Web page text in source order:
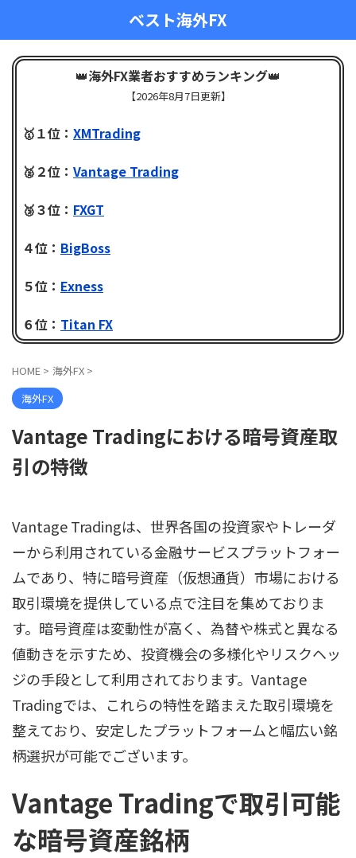
ベスト海外FX
👑海外FX業者おすすめランキング👑
【2026年8月7日更新】
🥇１位： XMTrading
🥈２位： Vantage Trading
🥉３位： FXGT
４位： BigBoss
５位： Exness
６位： Titan FX
HOME > 海外FX >
海外FX
Vantage Tradingにおける暗号資産取
引の特徴
Vantage Tradingは、世界各国の投資家やトレーダ
ーから利用されている金融サービスプラットフォー
ムであり、特に暗号資産（仮想通貨）市場における
取引環境を提供している点で注目を集めておりま
す。暗号資産は変動性が高く、為替や株式と異なる
値動きを示すため、投資機会の多様化やリスクヘッ
ジの手段として利用されております。Vantage
Tradingでは、これらの特性を踏まえた取引環境を
整えており、安定したプラットフォームと幅広い銘
柄選択が可能でございます。
Vantage Tradingで取引可能
な暗号資産銘柄